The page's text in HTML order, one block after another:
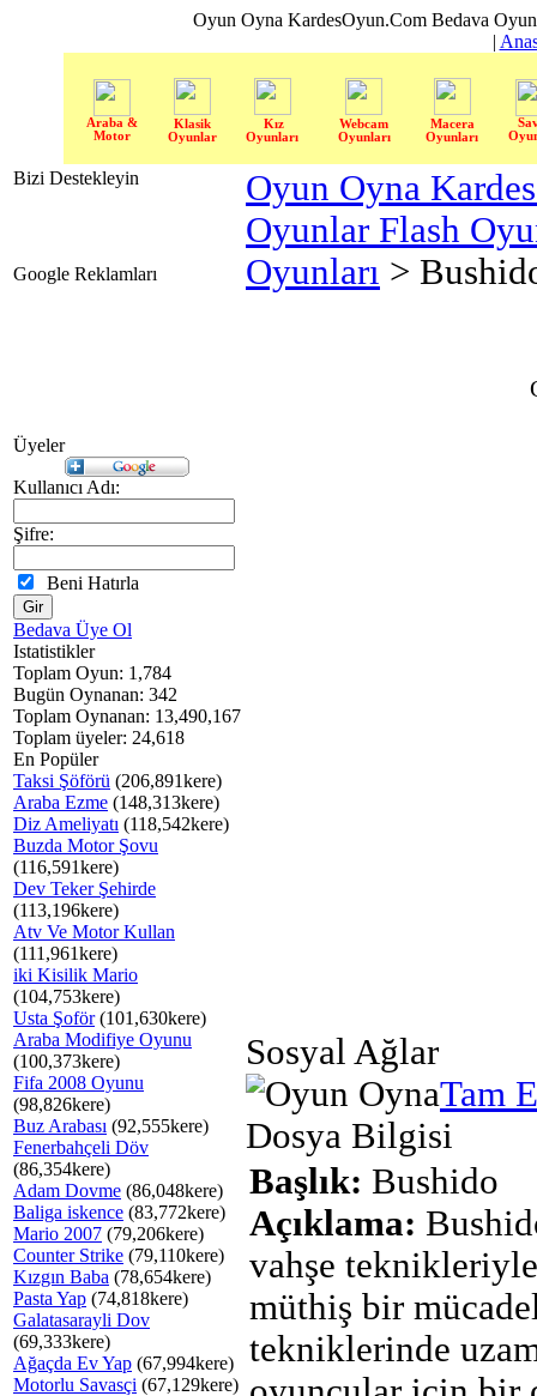
Oyun Oyna KardesOyun.Com Bedava
|
Araba &
Motor
Klasik
Oyunlar
Kız
Oyunları
Webcam
Oyunları
Macera
Oyunları
Bizi Destekleyin
Google Reklamları
Üyeler
Kullanıcı Adı:
Şifre:
Beni Hatırla
Bedava Üye Ol
Istatistikler
Toplam Oyun: 1,784
Bugün Oynanan: 342
Toplam Oynanan: 13,490,167
Toplam üyeler: 24,618
En Popüler
Taksi Şöförü (206,891kere)
Araba Ezme (148,313kere)
Diz Ameliyatı (118,542kere)
Buzda Motor Şovu
(116,591kere)
Dev Teker Şehirde
(113,196kere)
Atv Ve Motor Kullan
(111,961kere)
iki Kisilik Mario
(104,753kere)
Usta Şoför(101,630kere)
Araba Modifiye Oyunu
(100,373kere)
Fifa 2008 Oyunu
(98,826kere)
Buz Arabası (92,555kere)
Fenerbahçeli Döv
(86,354kere)
Adam Dovme (86,048kere)
Baliga iskence (83,772kere)
Mario 2007 (79,206kere)
Counter Strike (79,110kere)
Kızgın Baba (78,654kere)
Pasta Yap (74,818kere)
Galatasarayli Dov
(69,333kere)
Ağaçda Ev Yap (67,994kere)
Motorlu Savasçi (67,129kere)
Oyun Oyna
Oyunlar Flash
Oyunları >
Sosyal Ağlar
Tam
Dosya Bilgisi
Başlık: Bushido
Açıklama:
vahşe
müthiş bir
tekniklerinde